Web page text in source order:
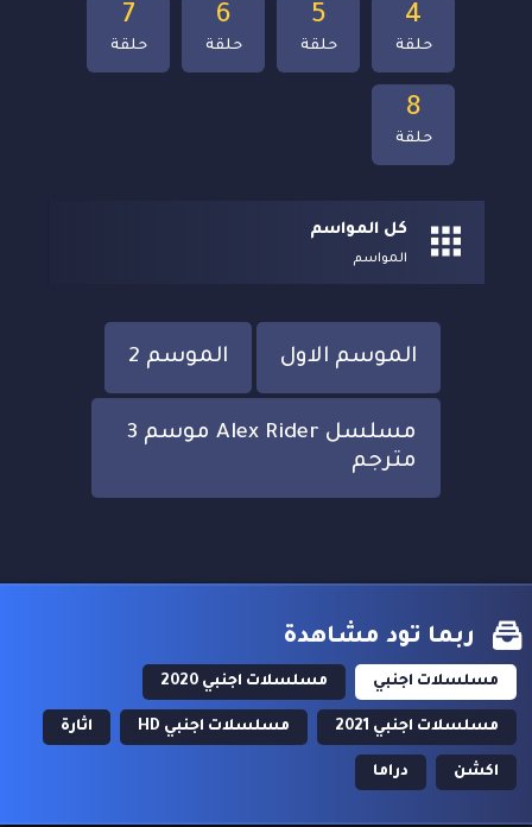
8
حلقة
7
حلقة
6
حلقة
5
حلقة
4
حلقة
كل المواسم
المواسم
الموسم الاول الموسم 2
مسلسل Alex Rider موسم 3
مترجم
ربما تود مشاهدة
مسلسلات اجنبي مسلسلات اجنبي 2020
مسلسلات اجنبي 2021 مسلسلات اجنبي HD اثارة
اكشن دراما